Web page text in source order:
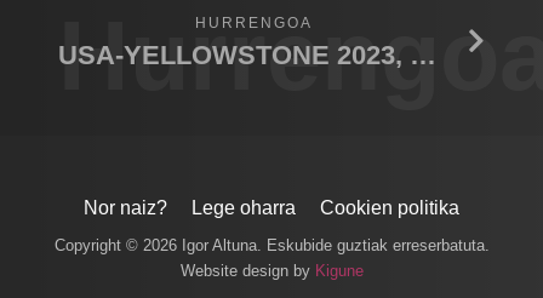
HURRENGOA
USA-YELLOWSTONE 2023, Trumpeter Swan
Nor naiz? Lege oharra Cookien politika
Copyright © 2026 Igor Altuna. Eskubide guztiak erreserbatuta.
Website design by Kigune